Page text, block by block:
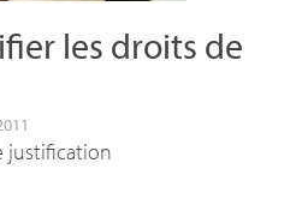
les droits de
justification